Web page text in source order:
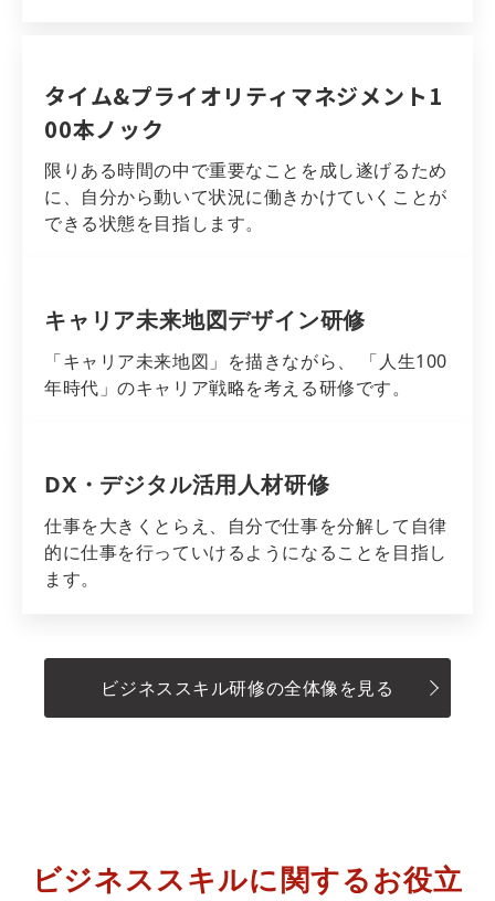
タイム&プライオリティマネジメント1
00本ノック
限りある時間の中で重要なことを成し遂げるため
に、自分から動いて状況に働きかけていくことが
できる状態を目指します。
キャリア未来地図デザイン研修
「キャリア未来地図」を描きながら、 「人生100
年時代」のキャリア戦略を考える研修です。
DX・デジタル活用人材研修
仕事を大きくとらえ、自分で仕事を分解して自律
的に仕事を行っていけるようになることを目指し
ます。
ビジネススキル研修の全体像を見る
ビジネススキルに関するお役立